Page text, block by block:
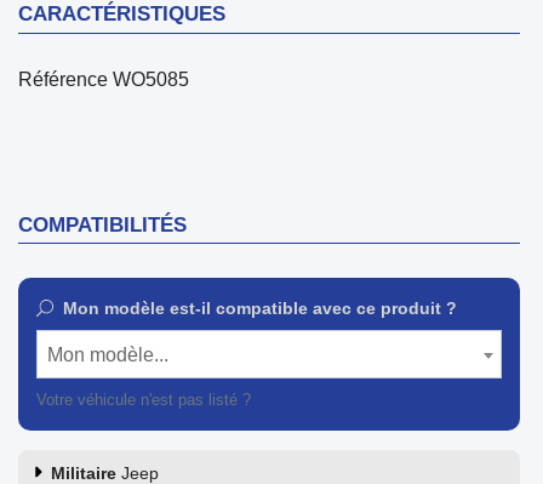
CARACTÉRISTIQUES
Référence WO5085
COMPATIBILITÉS
Mon modèle est-il compatible avec ce produit ?
Mon modèle...
Votre véhicule n'est pas listé ?
Militaire Jeep